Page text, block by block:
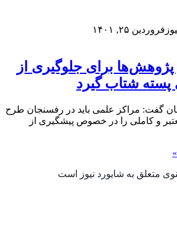
فروردین ۲۵, ۱۴۰۱
برای جلوگیری از
شتاب گیرد
گفت: مراکز علمی باید در رفسنجان طرح
و کاملی را در خصوص پیشگیری از
متعلق به شایورد نیوز است